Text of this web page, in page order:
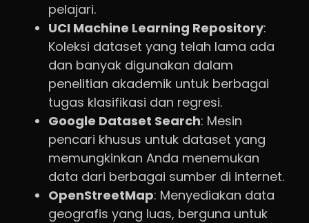
pelajari.
UCI Machine Learning Repository:
Koleksi dataset yang telah lama ada
dan banyak digunakan dalam
penelitian akademik untuk berbagai
tugas klasifikasi dan regresi.
Google Dataset Search: Mesin
pencari khusus untuk dataset yang
memungkinkan Anda menemukan
data dari berbagai sumber di internet.
OpenStreetMap: Menyediakan data
geografis yang luas, berguna untuk